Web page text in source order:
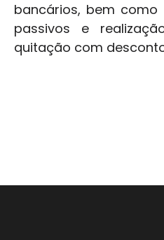
bancários, bem
passivos e
quitação com